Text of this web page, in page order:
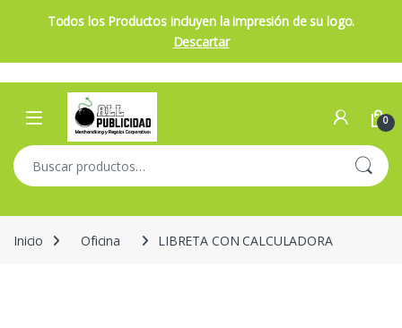
Todos los Productos incluyen la impresión de su logo.
Descartar
Skip to navigation
Skip to content
Open 0
Buscar por:
Inicio Oficina LIBRETA CON CALCULADORA